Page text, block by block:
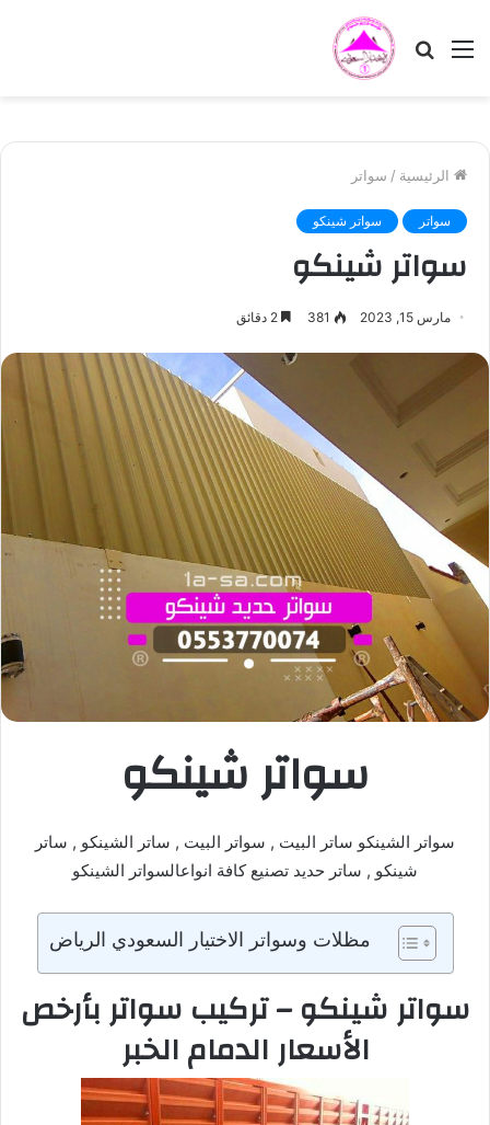
القائمة بحث
الرئيسية / سواتر
سواتر سواتر شينكو
سواتر شينكو
مارس 15, 2023 381
سواتر شينكو
سواتر الشينكو ساتر البيت , سواتر البيت , ساتر الشينكو , ساتر
شينكو , ساتر حديد تصنيع كافة انواعالسواتر الشينكو
مظلات وسواتر الاختيار السعودي الرياض
سواتر شينكو – تركيب سواتر بأرخص
الأسعار الدمام الخبر